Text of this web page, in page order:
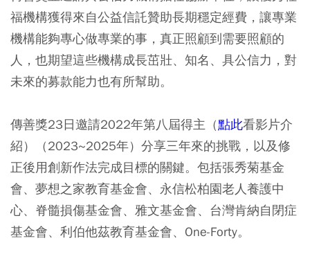
福機構獲得來自公益信託贊助長期穩定經費，讓專業
機構能夠專心做專業的事，真正照顧到需要照顧的
人，也期望這些機構成長茁壯、知名、具公信力，對
未來的募款能力也有所幫助。
傳善獎23日邀請2022年第八屆得主（點此看影片介
紹）（2023~2025年）分享三年來的挑戰，以及修
正後用創新作法完成目標的關鍵。包括張秀菊基金
會、夢想之家教育基金會、永信松柏園老人養護中
心、脊髓損傷基金會、雅文基金會、台灣肯納自閉症
基金會、利伯他茲教育基金會、One-Forty。